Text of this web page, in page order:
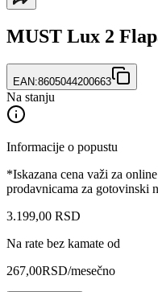
MUST Lux 2
EAN:8605044200663
Na stanju
Informacije o popustu
*Iskazana cena važi za
prodavnicama za gotovinski
3.199,00 RSD
Na rate bez kamate od
267,00RSD/mesečno